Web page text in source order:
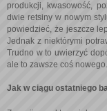
produkcji, kwasowość,
dwie retsiny w nowym
powiedzieć, że jeszcze
Jednak z niektórymi
Trudno w to uwierzyć
ale to zawsze coś nowego.
Jak w ciągu ostatniego